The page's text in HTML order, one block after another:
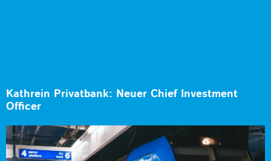
Kathrein Privatbank: Neuer Chief Investment
Officer